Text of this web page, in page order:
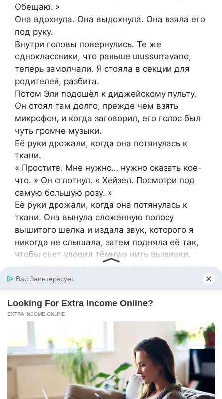
Обещаю. »
Она вдохнула. Она выдохнула. Она взяла его
под руку.
Внутри головы повернулись. Те же
одноклассники, что раньше шussurravano,
теперь замолчали. Я стояла в секции для
родителей, разбита.
Потом Эли подошёл к диджейскому пульту.
Он стоял там долго, прежде чем взять
микрофон, и когда заговорил, его голос был
чуть громче музыки.
Её руки дрожали, когда она потянулась к
ткани.
« Простите. Мне нужно… нужно сказать кое-
что. » Он сглотнул. « Хейзел. Посмотри под
самую большую розу. »
Её руки дрожали, когда она потянулась к
ткани. Она вынула сложенную полосу
вышитого шелка и издала звук, которого я
никогда не слышала, затем подняла её так,
чтобы свет уловил тёмную нить вышивки.
будто говорил только ей, а микрофон
которое пыталось её сломать. Я превращал
их в нечто другое. По одному за ночь.
Столько ночей, сколько у меня было. »
Он спустился с диджейского стола, не сказав
больше ни слова.
А завтра, я знала, она снова позавтракает за
В комнате все замерли. Я смотрела на лица у